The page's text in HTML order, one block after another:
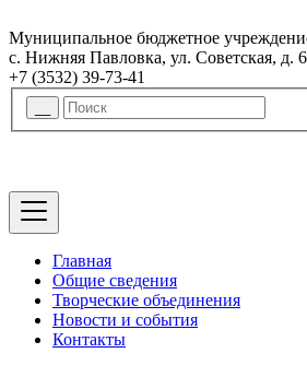
Муниципальное бюджетное
с. Нижняя Павловка, ул. Советская, д.
+7 (3532) 39-73-41
Главная
Общие сведения
Творческие объединения
Новости и события
Контакты